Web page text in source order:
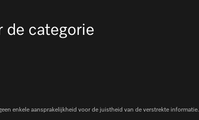
de categorie
enkele aansprakelijkheid voor de juistheid van de verstrekte informatie.